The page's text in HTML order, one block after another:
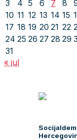
3
4 5 6 7 8
10 11 12 13 14 15
17 18 19 20 21 22
24 25 26 27 28 29
31
« jul